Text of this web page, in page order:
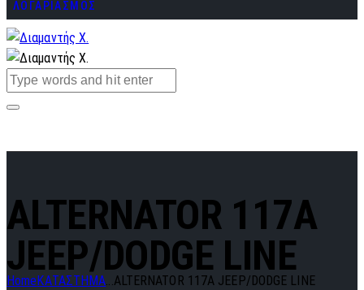
ΛΟΓΑΡΙΑΣΜΟΣ
ALTERNATOR 117A
JEEP/DODGE LINE
Home ΚΑΤΑΣΤΗΜΑ...ALTERNATOR 117A JEEP/DODGE LINE